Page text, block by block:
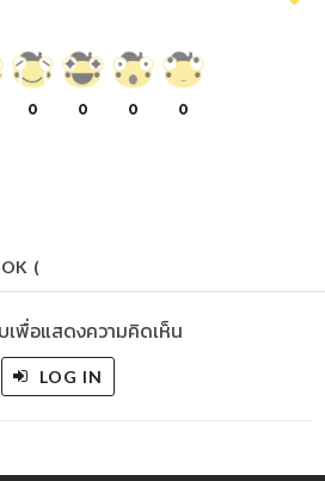
0 0 0 0
(
เพื่อแสดงความคิดเห็น
LOG IN